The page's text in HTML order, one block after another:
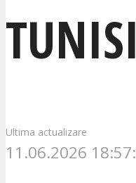
Ultima actualizare
11.06.2026